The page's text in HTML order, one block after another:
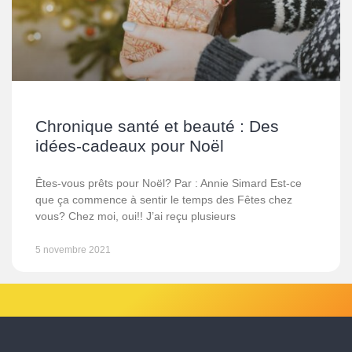
Chronique santé et beauté : Des
idées-cadeaux pour Noël
Êtes-vous prêts pour Noël? Par : Annie Simard Est-ce
que ça commence à sentir le temps des Fêtes chez
vous? Chez moi, oui!! J’ai reçu plusieurs
5 novembre 2021